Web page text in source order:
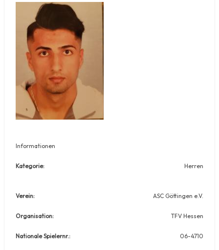
Informationen
Kategorie: Herren
Verein: ASC Göttingen e.V.
Organisation: TFV Hessen
Nationale Spielernr.: 06-4710